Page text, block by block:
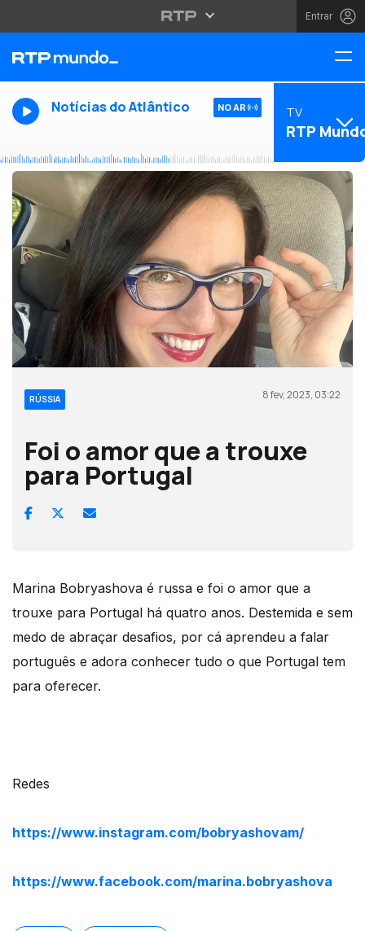
Entrar
Notícias do Atlântico NO AR TV
RTP
RÚSSIA 8 fev, 2023, 03:22
Foi o amor que a trouxe
para Portugal
Marina Bobryashova é russa e foi o amor que a
trouxe para Portugal há quatro anos. Destemida e sem
medo de abraçar desafios, por cá aprendeu a falar
português e adora conhecer tudo o que Portugal tem
para oferecer.
Redes
https://www.instagram.com/bobryashovam/
https://www.facebook.com/marina.bobryashova